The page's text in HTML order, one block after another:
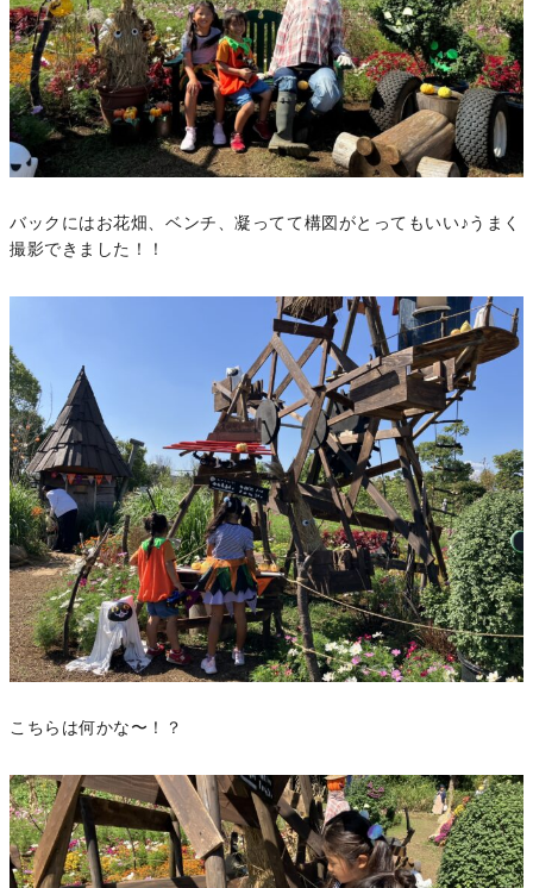
バックにはお花畑、ベンチ、凝ってて構図がとってもいい♪うまく
撮影できました！！
こちらは何かな〜！？